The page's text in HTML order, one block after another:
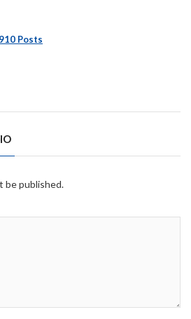
Posts
be published.